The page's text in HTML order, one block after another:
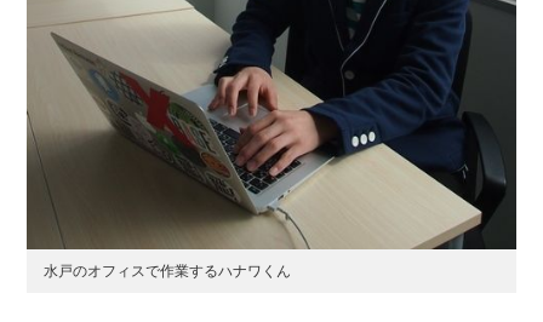
水戸のオフィスで作業するハナワくん